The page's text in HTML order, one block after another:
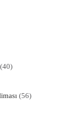
(40)
(56)